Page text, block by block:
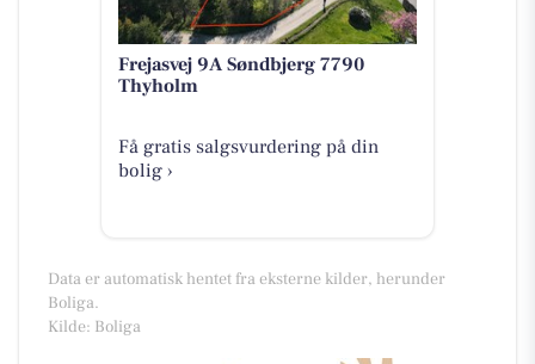
Frejasvej 9A Søndbjerg 7790
Thyholm
Få gratis salgsvurdering på din
bolig ›
Data er automatisk hentet fra eksterne kilder, herunder
Boliga.
Kilde: Boliga